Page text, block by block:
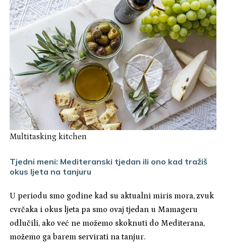
Multitasking kitchen
Tjedni meni: Mediteranski tjedan ili ono kad tražiš
okus ljeta na tanjuru
U periodu smo godine kad su aktualni miris mora, zvuk
cvrčaka i okus ljeta pa smo ovaj tjedan u Mamageru
odlučili, ako već ne možemo skoknuti do Mediterana,
možemo ga barem servirati na tanjur.